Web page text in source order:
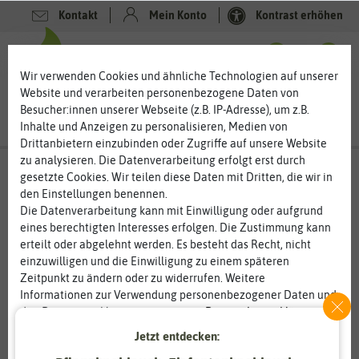
Kontakt Mein Konto Kontrast erhöhen
-20%
Wir verwenden Cookies und ähnliche Technologien auf unserer
Website und verarbeiten personenbezogene Daten von
Besucher:innen unserer Webseite (z.B. IP-Adresse), um z.B.
Inhalte und Anzeigen zu personalisieren, Medien von
Drittanbietern einzubinden oder Zugriffe auf unsere Website
zu analysieren. Die Datenverarbeitung erfolgt erst durch
gesetzte Cookies. Wir teilen diese Daten mit Dritten, die wir in
den Einstellungen benennen.
Die Datenverarbeitung kann mit Einwilligung oder aufgrund
eines berechtigten Interesses erfolgen. Die Zustimmung kann
erteilt oder abgelehnt werden. Es besteht das Recht, nicht
einzuwilligen und die Einwilligung zu einem späteren
Zeitpunkt zu ändern oder zu widerrufen. Weitere
Informationen zur Verwendung personenbezogener Daten und
den Diensten erklären wir in unsererDaten­schutz­erklärung.
Jetzt entdecken: